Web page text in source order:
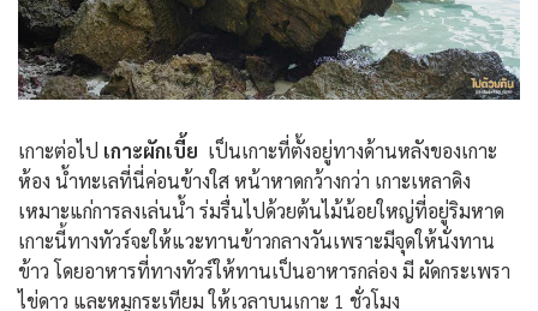
เกาะต่อไป เกาะผักเบี้ย เป็นเกาะที่ตั้งอยู่ทางด้านหลังของเกาะ
ห้อง น้ำทะเลที่นี่ค่อนข้างใส หน้าหาดกว้างกว่า เกาะเหลาดิง
เหมาะแก่การลงเล่นน้ำ ร่มรื่นไปด้วยต้นไม้น้อยใหญ่ที่อยู่ริมหาด
เกาะนี้ทางทัวร์จะให้แวะทานข้าวกลางวันเพราะมีจุดให้นั่งทาน
ข้าว โดยอาหารที่ทางทัวร์ให้ทานเป็นอาหารกล่อง มี ผัดกระเพรา
ไข่ดาว และหมูกระเทียม ให้เวลาบนเกาะ 1 ชั่วโมง